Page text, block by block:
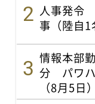
人事発令
事（陸自1
情報本部
分 パワハ
（8月5日）